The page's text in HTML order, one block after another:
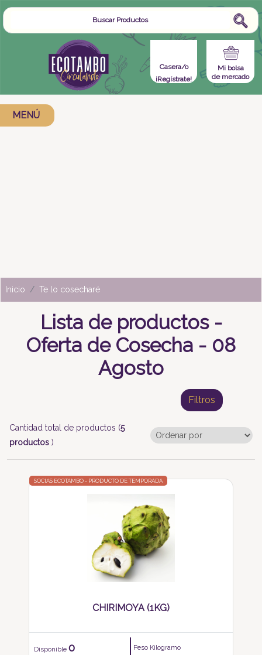
Casera/o
¡Regístrate!
Mi bolsa
de mercado
MENÚ
Inicio Te lo cosecharé
Lista de productos -
Oferta de Cosecha - 08
Agosto
Filtros
Cantidad total de productos (5
productos )
SOCIAS ECOTAMBO - PRODUCTO DE TEMPORADA
CHIRIMOYA (1KG)
Disponible0 Peso Kilogramo